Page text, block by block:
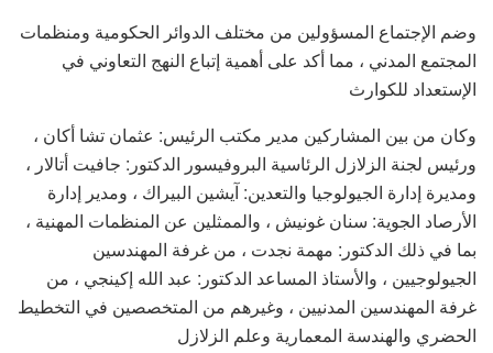
وضم الإجتماع المسؤولين من مختلف الدوائر الحكومية ومنظمات
المجتمع المدني ، مما أكد على أهمية إتباع النهج التعاوني في
الإستعداد للكوارث
وكان من بين المشاركين مدير مكتب الرئيس: عثمان تشا أكان ،
ورئيس لجنة الزلازل الرئاسية البروفيسور الدكتور: جافيت أتالار ،
ومديرة إدارة الجيولوجيا والتعدين: آيشين البيراك ، ومدير إدارة
الأرصاد الجوية: سنان غونيش ، والممثلين عن المنظمات المهنية ،
بما في ذلك الدكتور: مهمة نجدت ، من غرفة المهندسين
الجيولوجيين ، والأستاذ المساعد الدكتور: عبد الله إكينجي ، من
غرفة المهندسين المدنيين ، وغيرهم من المتخصصين في التخطيط
الحضري والهندسة المعمارية وعلم الزلازل